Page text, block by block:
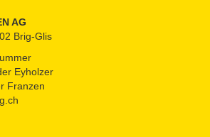
AG
Brig-Glis
Eyholzer
Franzen